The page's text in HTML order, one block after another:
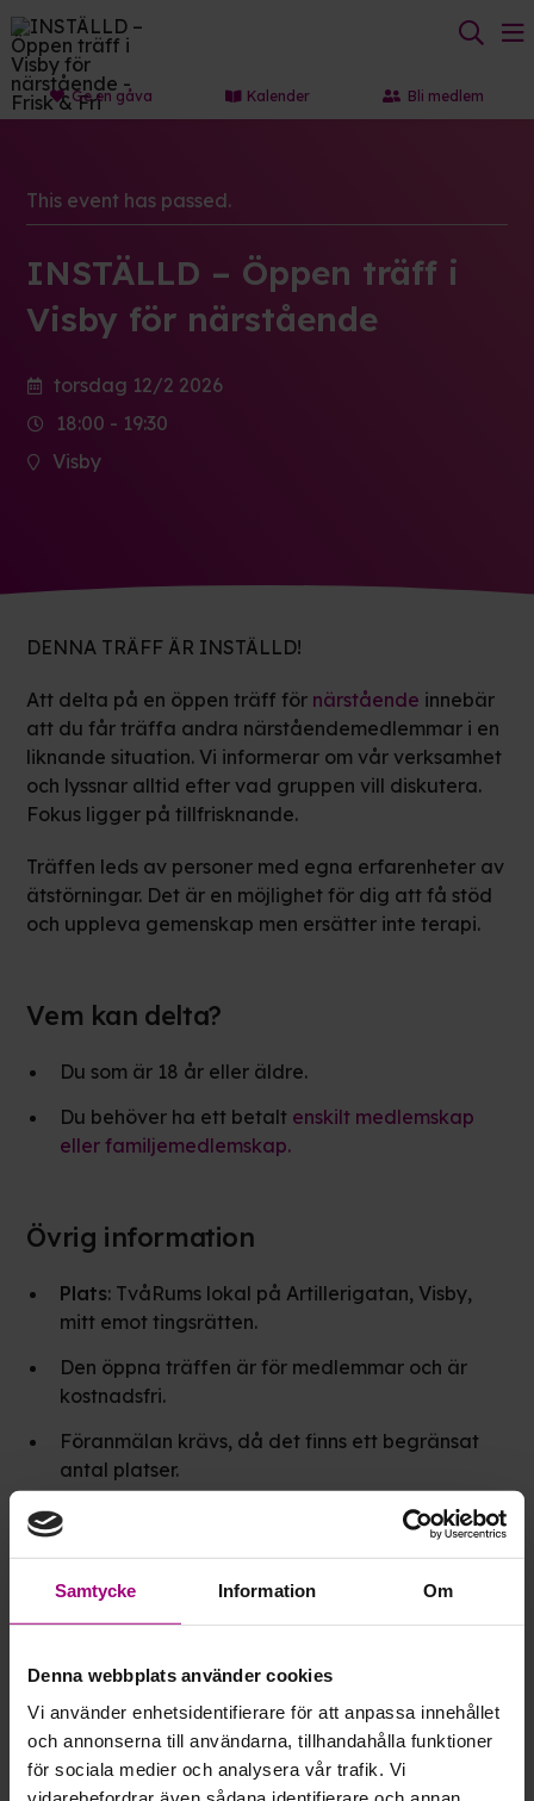
Samtycke Information Om
Denna webbplats använder cookies
Vi använder enhetsidentifierare för att anpassa innehållet
och annonserna till användarna, tillhandahålla funktioner
för sociala medier och analysera vår trafik. Vi
Ge en gåva Kalender Bli medlem
This event has passed.
INSTÄLLD – Öppen träff i
Visby för närstående
torsdag 12/2 2026
18:00 - 19:30
Visby
DENNA TRÄFF ÄR INSTÄLLD!
Att delta på en öppen träff för närstående innebär
att du får träffa andra närståendemedlemmar i en
liknande situation. Vi informerar om vår verksamhet
och lyssnar alltid efter vad gruppen vill diskutera.
Fokus ligger på tillfrisknande.
Träffen leds av personer med egna erfarenheter av
ätstörningar. Det är en möjlighet för dig att få stöd
och uppleva gemenskap men ersätter inte terapi.
Vem kan delta?
Du som är 18 år eller äldre.
Du behöver ha ett betalt enskilt medlemskap
eller familjemedlemskap.
Övrig information
Plats: TvåRums lokal på Artillerigatan, Visby,
mitt emot tingsrätten.
Den öppna träffen är för medlemmar och är
kostnadsfri.
Föranmälan krävs, då det finns ett begränsat
antal platser.
Sista anmälningsdag 11 februari.
Endast en bokning per person
ni boka en plats för varje deltagare. Det går alltså
inte att boka fler än en plats per namn.
I samarbete med Sensus studieförbund.